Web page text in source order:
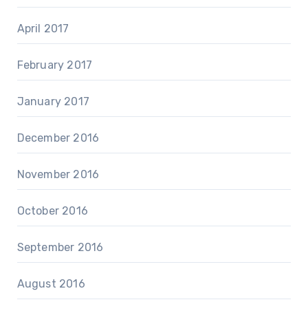
April 2017
February 2017
January 2017
December 2016
November 2016
October 2016
September 2016
August 2016